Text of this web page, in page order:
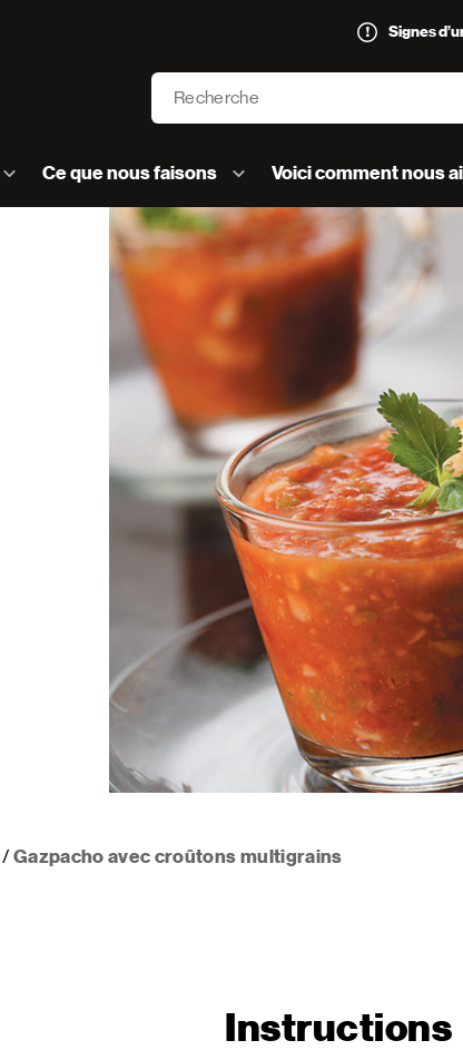
Signes
Recherche
Ce que nous faisons Voici comment nous
Gazpacho avec croûtons multigrains
Instructions